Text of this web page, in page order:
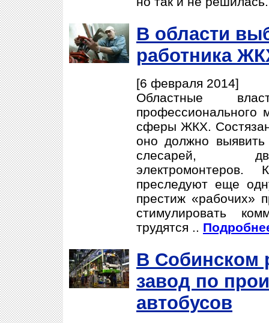
В области
работника
[6 февраля 2014]
Областные
профессионального
сферы ЖКХ.
оно должно
слесарей,
электромонтеров.
преследуют еще
престиж «рабочих»
стимулировать
трудятся ..
В Собинском
завод по
автобусов